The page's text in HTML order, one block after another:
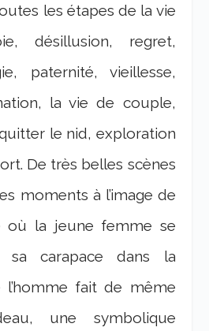
les étapes de la vie
désillusion, regret,
paternité, vieillesse,
la vie de couple,
le nid, exploration
De très belles scènes
moments à l’image de
où la jeune femme se
sa carapace dans la
fait de même
une symbolique